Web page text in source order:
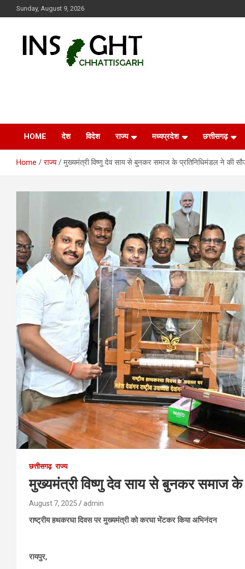
to
Sunday, August 9, 2026
HOME देश विदेश राज्य मध्यप्रदेश छत्तीसगढ़
Home राज्य मुख्यमंत्री विष्णु देव साय से बुनकर समाज के प्रतिनिधिमंडल ने की
छत्तीसगढ़ राज्य
मुख्यमंत्री विष्णु देव साय से बुनकर समाज
August 7, 2025 admin
राष्ट्रीय हथकरघा दिवस पर मुख्यमंत्री को करघा भेंटकर किया अभिनंदन
रायपुर,